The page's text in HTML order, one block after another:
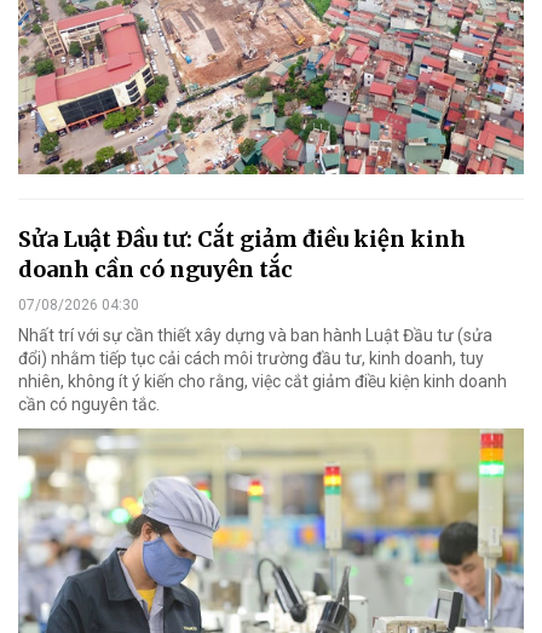
Sửa Luật Đầu tư: Cắt giảm điều kiện kinh
doanh cần có nguyên tắc
07/08/2026 04:30
Nhất trí với sự cần thiết xây dựng và ban hành Luật Đầu tư (sửa
đổi) nhằm tiếp tục cải cách môi trường đầu tư, kinh doanh, tuy
nhiên, không ít ý kiến cho rằng, việc cắt giảm điều kiện kinh doanh
cần có nguyên tắc.